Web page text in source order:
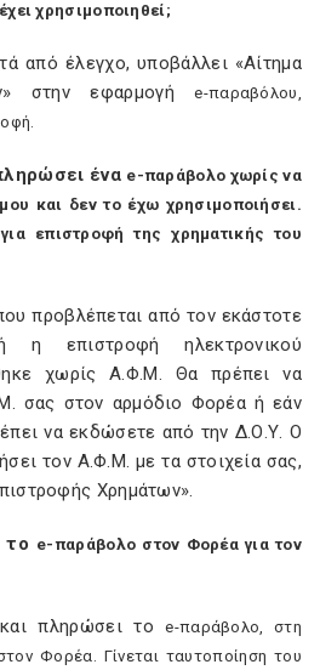
χρησιμοποιηθεί;
από έλεγχο, υποβάλλει «Αίτημα
στην εφαρμογήe-παραβόλου,
ένα e-παράβολο χωρίς να
και δεν το έχω χρησιμοποιήσει.
επιστροφή της χρηματικής του
προβλέπεται από τον εκάστοτε
η επιστροφή ηλεκτρονικού
χωρίς Α.Φ.Μ. Θα πρέπει να
σας στον αρμόδιο Φορέα ή εάν
να εκδώσετε από την Δ.Ο.Υ. Ο
τον Α.Φ.Μ. με τα στοιχεία σας,
Χρημάτων».
το e-παράβολο στον Φορέα για τον
πληρώσει τοe-παράβολο, στη
Φορέα. Γίνεται ταυτοποίηση του